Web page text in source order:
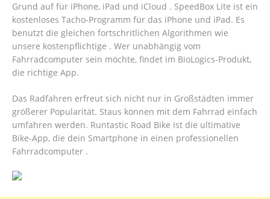
Grund auf für iPhone, iPad und iCloud . SpeedBox Lite ist ein
kostenloses Tacho-Programm für das iPhone und iPad. Es
benutzt die gleichen fortschritlichen Algorithmen wie
unsere kostenpflichtige . Wer unabhängig vom
Fahrradcomputer sein möchte, findet im BioLogics-Produkt,
die richtige App.
Das Radfahren erfreut sich nicht nur in Großstädten immer
größerer Popularität. Staus können mit dem Fahrrad einfach
umfahren werden. Runtastic Road Bike ist die ultimative
Bike-App, die dein Smartphone in einen professionellen
Fahrradcomputer .